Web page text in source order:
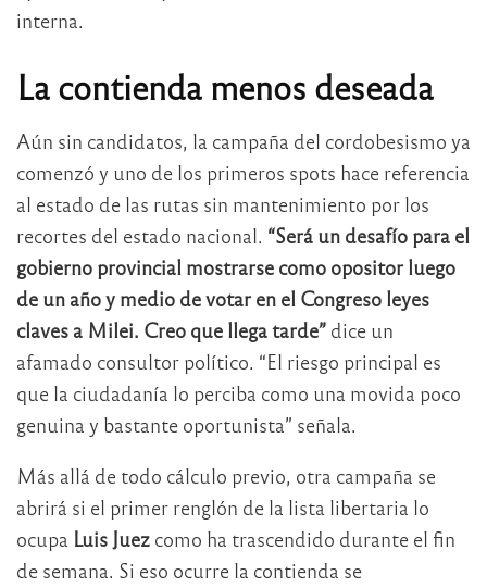
interna.
La contienda menos deseada
Aún sin candidatos, la campaña del cordobesismo ya
comenzó y uno de los primeros spots hace referencia
al estado de las rutas sin mantenimiento por los
recortes del estado nacional. “Será un desafío para el
gobierno provincial mostrarse como opositor luego
de un año y medio de votar en el Congreso leyes
claves a Milei. Creo que llega tarde” dice un
afamado consultor político. “El riesgo principal es
que la ciudadanía lo perciba como una movida poco
genuina y bastante oportunista” señala.
Más allá de todo cálculo previo, otra campaña se
abrirá si el primer renglón de la lista libertaria lo
ocupa Luis Juez como ha trascendido durante el fin
de semana. Si eso ocurre la contienda se